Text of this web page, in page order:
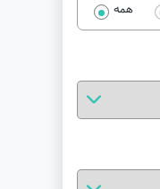
همه